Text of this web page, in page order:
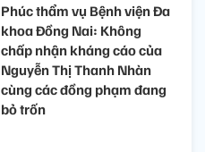
Phúc thẩm vụ Bệnh viện Đa
khoa Đồng Nai: Không
chấp nhận kháng cáo của
Nguyễn Thị Thanh Nhàn
cùng các đồng phạm đang
bỏ trốn